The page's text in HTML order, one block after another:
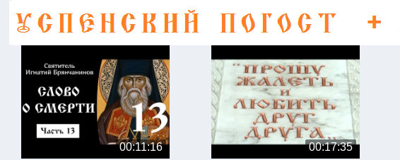
00:11:16 00:17:35